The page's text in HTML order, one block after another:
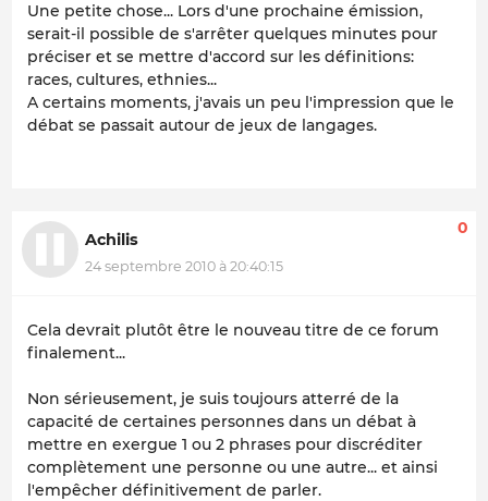
Une petite chose... Lors d'une prochaine émission,
serait-il possible de s'arrêter quelques minutes pour
préciser et se mettre d'accord sur les définitions:
races, cultures, ethnies...
A certains moments, j'avais un peu l'impression que le
débat se passait autour de jeux de langages.
Achilis
24 septembre 2010 à 20:40:15
0
Cela devrait plutôt être le nouveau titre de ce forum
finalement...
Non sérieusement, je suis toujours atterré de la
capacité de certaines personnes dans un débat à
mettre en exergue 1 ou 2 phrases pour discréditer
complètement une personne ou une autre... et ainsi
l'empêcher définitivement de parler.